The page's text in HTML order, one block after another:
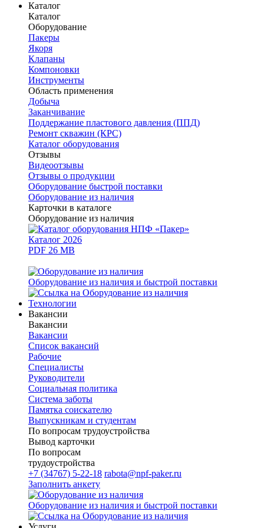
Каталог
Каталог
Оборудование
Пакеры
Якоря
Клапаны
Компоновки
Инструменты
Область применения
Добыча
Заканчивание
Поддержание пластового давления (ППД)
Ремонт скважин (КРС)
Каталог оборудования
Отзывы
Видеоотзывы
Отзывы о продукции
Оборудование быстрой поставки
Оборудование из наличия
Карточки в каталоге
Оборудование из наличия
Каталог 2026
PDF 26 MB
Оборудование из наличия и быстрой поставки
Технологии
Вакансии
Вакансии
Вакансии
Список вакансий
Рабочие
Специалисты
Руководители
Cоциальная политика
Система заботы
Памятка соискателю
Выпускникам и студентам
По вопросам трудоустройства
Вывод карточки
По вопросам
трудоустройства
+7 (34767) 5-22-18 rabota@npf-paker.ru
Заполнить анкету
Оборудование из наличия и быстрой поставки